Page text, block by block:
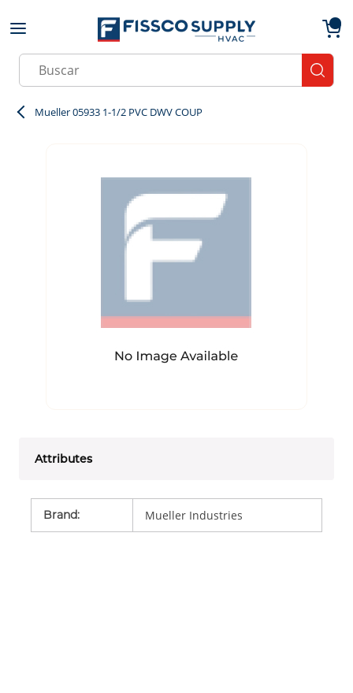
Skip to main content
Site Search
Mueller 05933 1-1/2 PVC DWV COUP
Attributes
Brand: Mueller Industries